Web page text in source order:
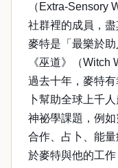
（Extra-Sensory
社群裡的成員，盡
麥特是「最樂於
《巫道》（Witch
過去十年，麥特
卜幫助全球上千
神祕學課題，例
合作、占卜、能
於麥特與他的工